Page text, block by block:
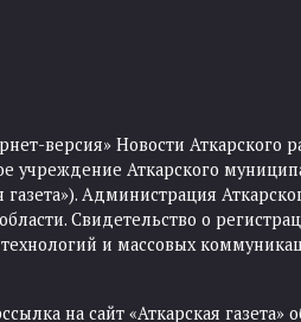
версия» Новости
Аткарского
Администрация
Свидетельство о
и массовых
на сайт «Аткарская газета»